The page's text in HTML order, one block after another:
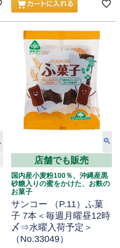
店舗でも販売
国内産小麦粉100％、沖縄産黒
砂糖入りの蜜をかけた、お麩の
お菓子
サンコー （P.11）ふ菓
子 7本＜毎週月曜昼12時
〆⇒水曜入荷予定＞
（No.33049）